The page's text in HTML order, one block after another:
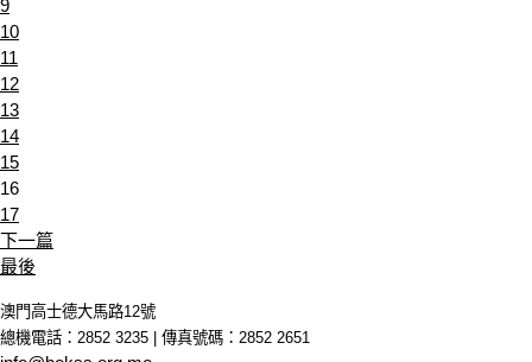
9
10
11
12
13
14
15
16
17
下一篇
最後
澳門高士德大馬路12號
總機電話：2852 3235 | 傳真號碼：2852 2651